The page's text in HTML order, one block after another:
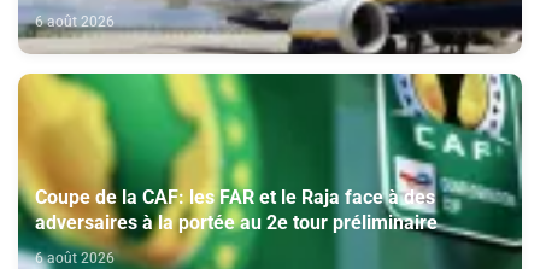
6 août 2026
Coupe de la CAF: les FAR et le Raja face à des
adversaires à la portée au 2e tour préliminaire
6 août 2026